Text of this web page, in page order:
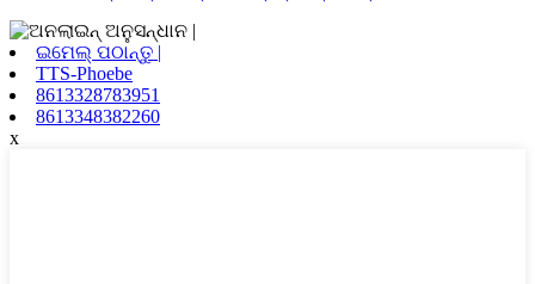
ଇମେଲ୍ ପଠାନ୍ତୁ |
TTS-Phoebe
8613328783951
8613348382260
x